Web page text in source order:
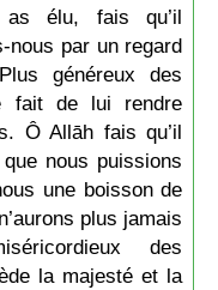
élu, fais qu’il
nous par un regard
généreux des
fait de lui rendre
Ô Allāh fais qu’il
nous puissions
une boisson de
plus jamais
des
la majesté et la